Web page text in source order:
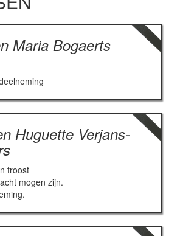
Maria Bogaerts
Huguette Verjans-
troost
mogen zijn.